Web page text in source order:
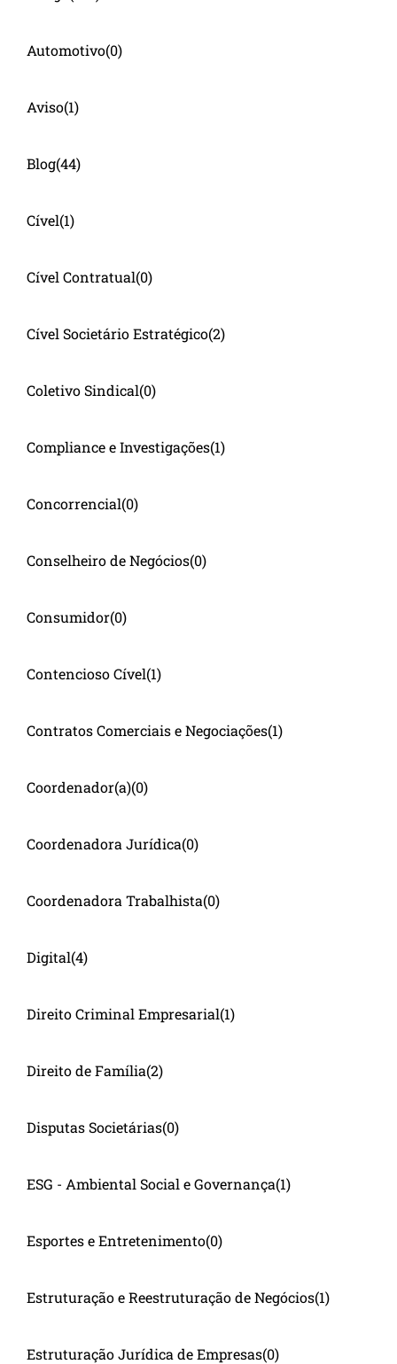
Automotivo(0)
Aviso(1)
Blog(44)
Cível(1)
Cível Contratual(0)
Cível Societário Estratégico(2)
Coletivo Sindical(0)
Compliance e Investigações(1)
Concorrencial(0)
Conselheiro de Negócios(0)
Consumidor(0)
Contencioso Cível(1)
Contratos Comerciais e Negociações(1)
Coordenador(a)(0)
Coordenadora Jurídica(0)
Coordenadora Trabalhista(0)
Digital(4)
Direito Criminal Empresarial(1)
Direito de Família(2)
Disputas Societárias(0)
ESG - Ambiental Social e Governança(1)
Esportes e Entretenimento(0)
Estruturação e Reestruturação de Negócios(1)
Estruturação Jurídica de Empresas(0)